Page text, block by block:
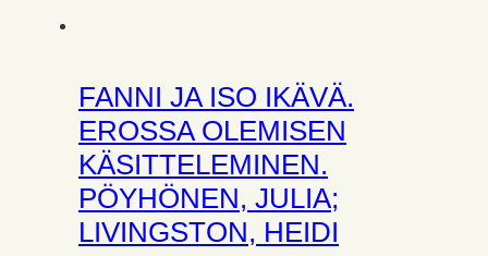
FANNI JA ISO IKÄVÄ.
EROSSA OLEMISEN
KÄSITTELEMINEN.
PÖYHÖNEN, JULIA;
LIVINGSTON, HEIDI